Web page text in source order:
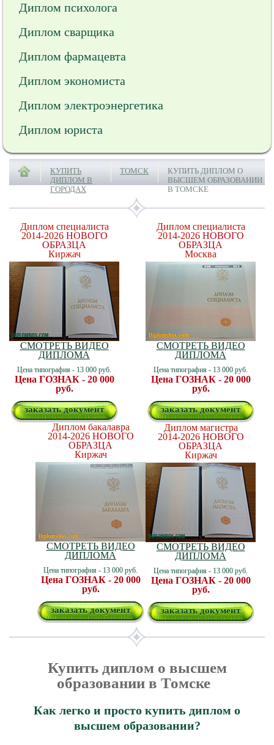
Диплом психолога
Диплом сварщика
Диплом фармацевта
Диплом экономиста
Диплом электроэнергетика
Диплом юриста
КУПИТЬ
ДИПЛОМ В
ГОРОДАХ
ТОМСК
КУПИТЬ ДИПЛОМ О
ВЫСШЕМ ОБРАЗОВАНИИ
В ТОМСКЕ
Диплом специалиста
2014-2026 НОВОГО
ОБРАЗЦА
Киржач
СМОТРЕТЬ ВИДЕО
ДИПЛОМА
Цена типография - 13 000 руб.
Цена ГОЗНАК - 20 000
руб.
заказать документ
Диплом специалиста
2014-2026 НОВОГО
ОБРАЗЦА
Москва
СМОТРЕТЬ ВИДЕО
ДИПЛОМА
Цена типография - 13 000 руб.
Цена ГОЗНАК - 20 000
руб.
заказать документ
Диплом бакалавра
2014-2026 НОВОГО
ОБРАЗЦА
Киржач
СМОТРЕТЬ ВИДЕО
ДИПЛОМА
Цена типография - 13 000 руб.
Цена ГОЗНАК - 20 000
руб.
заказать документ
Диплом магистра
2014-2026 НОВОГО
ОБРАЗЦА
Киржач
СМОТРЕТЬ ВИДЕО
ДИПЛОМА
Цена типография - 13 000 руб.
Цена ГОЗНАК - 20 000
руб.
заказать документ
Купить диплом о высшем
образовании в Томске
Как легко и просто купить диплом о
высшем образовании?